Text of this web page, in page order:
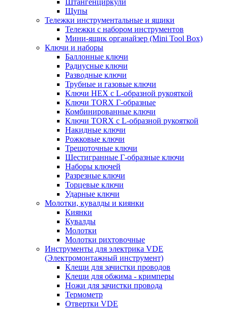
Штангенциркули
Щупы
Тележки инструментальные и ящики
Тележки с набором инструментов
Мини-ящик органайзер (Mini Tool Box)
Ключи и наборы
Баллонные ключи
Радиусные ключи
Разводные ключи
Трубные и газовые ключи
Ключи HEX с L-образной рукояткой
Ключи TORX Г-образные
Комбинированные ключи
Ключи TORX с L-образной рукояткой
Накидные ключи
Рожковые ключи
Трещоточные ключи
Шестигранные Г-образные ключи
Наборы ключей
Разрезные ключи
Торцевые ключи
Ударные ключи
Молотки, кувалды и киянки
Киянки
Кувалды
Молотки
Молотки рихтовочные
Инструменты для электрика VDE
(Электромонтажный инструмент)
Клещи для зачистки проводов
Клещи для обжима - кримперы
Ножи для зачистки провода
Термометр
Отвертки VDE